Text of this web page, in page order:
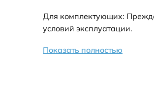
Для комплектующих:
условий эксплуатации.
Показать полностью